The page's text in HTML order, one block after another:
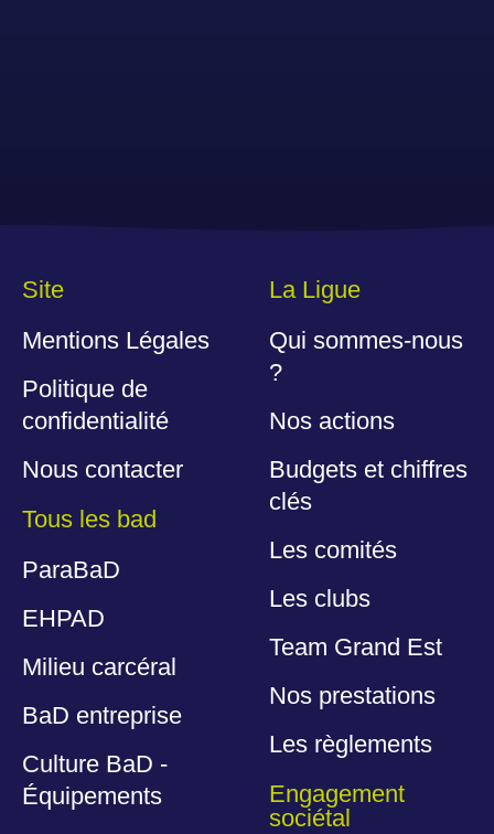
Site
Mentions Légales
Politique de
confidentialité
Nous contacter
Tous les bad
ParaBaD
EHPAD
Milieu carcéral
BaD entreprise
Culture BaD -
Équipements
La Ligue
Qui sommes-nous
?
Nos actions
Budgets et chiffres
clés
Les comités
Les clubs
Team Grand Est
Nos prestations
Les règlements
Engagement
sociétal